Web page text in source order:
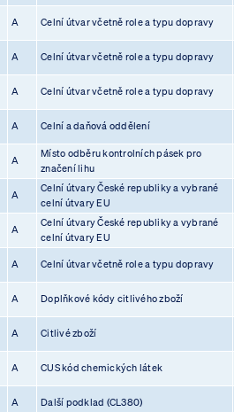
A Celní útvar včetně role a typu dopravy
A Celní útvar včetně role a typu dopravy
A Celní útvar včetně role a typu dopravy
A Celní a daňová oddělení
A
Místo odběru kontrolních pásek pro
značení lihu
A
Celní útvary České republiky a vybrané
celní útvary EU
A
Celní útvary České republiky a vybrané
celní útvary EU
A Celní útvar včetně role a typu dopravy
A Doplňkové kódy citlivého zboží
A Citlivé zboží
A CUS kód chemických látek
A Další podklad (CL380)